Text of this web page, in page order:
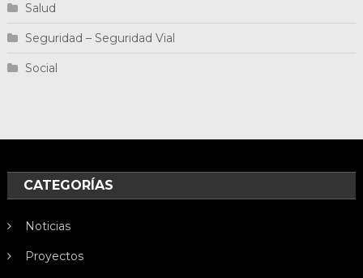
Salud
Seguridad – Seguridad Vial
Social
CATEGORÍAS
Noticias
Proyectos